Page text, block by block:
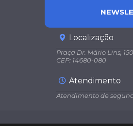
Localização
Praça Dr. Mário Lins,
CEP: 14680-080
Atendimento
Atendimento de